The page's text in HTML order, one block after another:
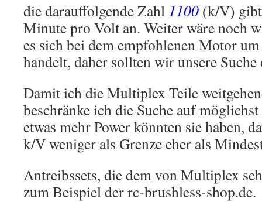
die darauffolgende Zahl 1100 (k/V)
Minute pro Volt an. Weiter wäre noch
es sich bei dem empfohlenen Motor
handelt, daher sollten wir unsere
Damit ich die Multiplex Teile
beschränke ich die Suche auf
etwas mehr Power könnten sie haben,
k/V weniger als Grenze eher als
Antreibssets, die dem von Multiplex
zum Beispiel der rc-brushless-shop.de.